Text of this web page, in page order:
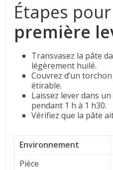
Étapes
première
Transvasez la pâte
légèrement huilé.
Couvrez d’un
étirable.
Laissez lever dans
pendant 1 h à 1 h30.
Vérifiez que la pâte
Environnement
Pièce